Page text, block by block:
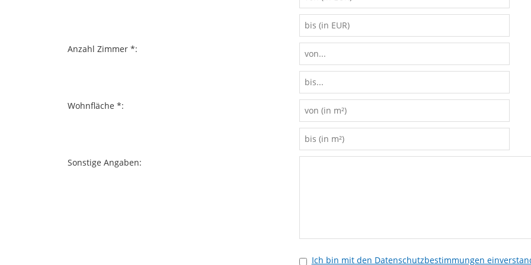
Anzahl Zimmer *:
Wohnfläche *:
Sonstige Angaben:
Ich bin mit den Datenschutzbestimmungen